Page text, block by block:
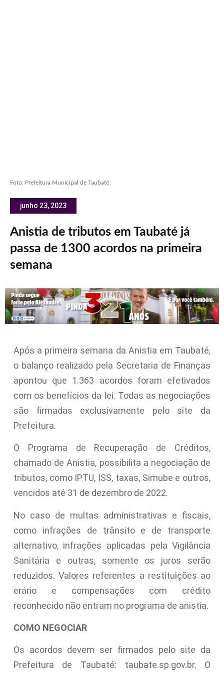
Foto: Prefeitura Municipal de Taubaté
junho 23, 2023
Anistia de tributos em Taubaté já
passa de 1300 acordos na primeira
semana
Após a primeira semana da Anistia em Taubaté,
o balanço realizado pela Secretaria de Finanças
apontou que 1.363 acordos foram efetivados
com os benefícios da lei. Todas as negociações
são firmadas exclusivamente pelo site da
Prefeitura.
O Programa de Recuperação de Créditos,
chamado de Anistia, possibilita a negociação de
tributos, como IPTU, ISS, taxas, Simube e outros,
vencidos até 31 de dezembro de 2022.
No caso de multas administrativas e fiscais,
como infrações de trânsito e de transporte
alternativo, infrações aplicadas pela Vigilância
Sanitária e outras, somente os juros serão
reduzidos. Valores referentes a restituições ao
erário e compensações com crédito
reconhecido não entram no programa de anistia.
COMO NEGOCIAR
Os acordos devem ser firmados pelo site da
Prefeitura de Taubaté: taubate.sp.gov.br. O